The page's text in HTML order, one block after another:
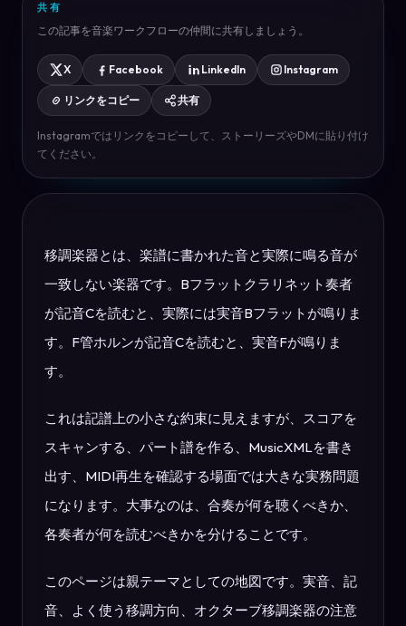
共有
この記事を音楽ワークフローの仲間に共有しましょう。
X Facebook LinkedIn Instagram
リンクをコピー 共有
Instagramではリンクをコピーして、ストーリーズやDMに貼り付け
てください。
移調楽器とは、楽譜に書かれた音と実際に鳴る音が
一致しない楽器です。Bフラットクラリネット奏者
が記音Cを読むと、実際には実音Bフラットが鳴りま
す。F管ホルンが記音Cを読むと、実音Fが鳴りま
す。
これは記譜上の小さな約束に見えますが、スコアを
スキャンする、パート譜を作る、MusicXMLを書き
出す、MIDI再生を確認する場面では大きな実務問題
になります。大事なのは、合奏が何を聴くべきか、
各奏者が何を読むべきかを分けることです。
このページは親テーマとしての地図です。実音、記
音、よく使う移調方向、オクターブ移調楽器の注意